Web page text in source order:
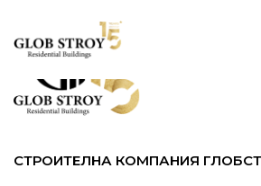
СТРОИТЕЛНА КОМПАНИЯ